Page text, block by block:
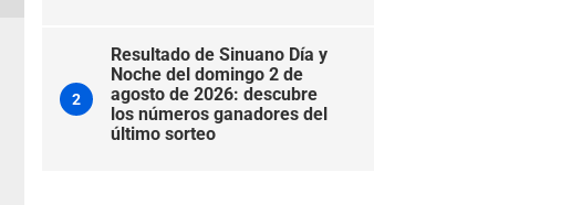
2
Resultado de Sinuano Día y
Noche del domingo 2 de
agosto de 2026: descubre
los números ganadores del
último sorteo